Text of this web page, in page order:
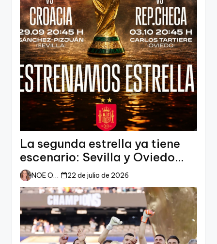
La segunda estrella ya tiene
escenario: Sevilla y Oviedo
esperan a España
NOE ORTIZ 22 de julio de 2026